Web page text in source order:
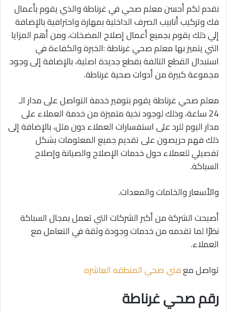
نقدم لكم أحسن معلم صحي في غرناطة والذي يقوم بأعمال
فك وتركيب أنابيب الصرف الداخلية بمهارة واحترافية بالإضافة
إلي ذلك يقوم بجميع أعمال إصلاح المضخات، ومن أهم المزايا
التي يتميز بها معلم صحي غرناطة :الخبرة والكفاءة في
استبدال القطع التالفة بقطع جديدة اصلية، بالإضافة إلى وجود
مجموعة كبيرة من أدوات صحية غرناطة.
معلم صحي غرناطة يقوم بتوفير خدمة التواصل على مدار الـ
24 ساعة، وذلك لوجود نخبة متميزة من خدمة العملاء على
مدار اليوم للرد على استفسارات العملاء دون ملل، بالإضافة إلى
ذلك فهم حريصون على تقديم جميع المعلومات بشكل
تفصيلي للعملاء حول خدمات الإصلاح والصيانة وإصلاح
السباكة.
والأسعار والخامات والمعدات.
أصبحت الشركة من أكبر الشركات التي تعمل بمجال السباكة
نظرًا لما تقدمه من خدمات وجودة وثقة في التعامل مع
العملاء.
تواصل معفني صحي المنطقه العاشره
رقم صحي غرناطة